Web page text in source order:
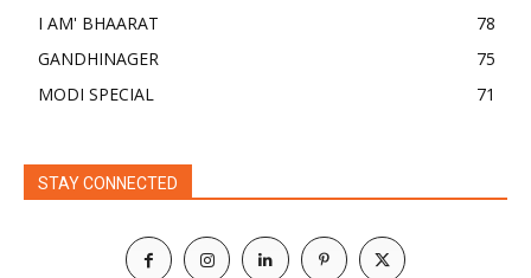
I AM' BHAARAT
78
GANDHINAGER
75
MODI SPECIAL
71
STAY CONNECTED